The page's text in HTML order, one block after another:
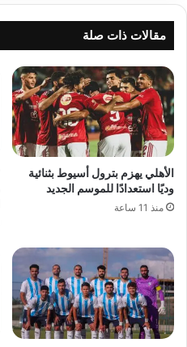
التطوير
بالخطة
الإستثمارية
مقالات ذات صلة
الأهلي يهزم بترول أسيوط بثنائية
وديًا استعدادًا للموسم الجديد
منذ 11 ساعة